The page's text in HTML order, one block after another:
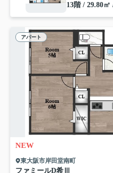
13階 / 29.80
アパート
NEW
東大阪市岸田堂南町
ファミールD希Ⅲ